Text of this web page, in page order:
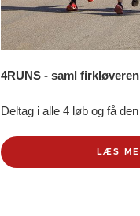
4RUNS - saml firkløveren
Deltag i alle 4 løb og få
LÆS